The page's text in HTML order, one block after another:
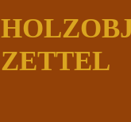
ZETTEL